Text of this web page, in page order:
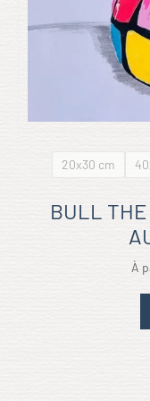
20x30 cm
BULL THE